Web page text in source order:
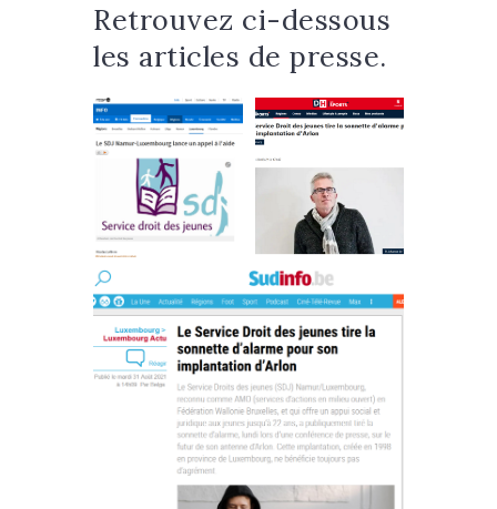
Retrouvez ci-dessous
les articles de presse.